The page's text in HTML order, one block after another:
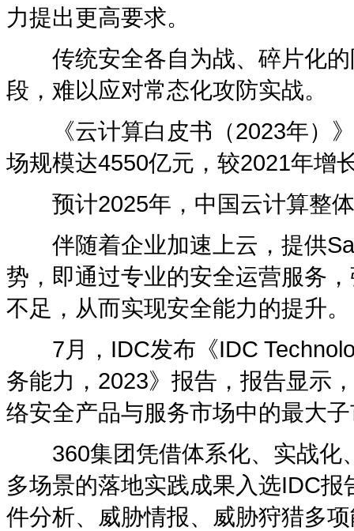
力提出更高要求。
传统安全各自为战、碎片化的
段，难以应对常态化攻防实战。
《云计算白皮书（2023年）》
场规模达4550亿元，较2021年增
预计2025年，中国云计算整体
伴随着企业加速上云，提供
势，即通过专业的安全运营服务
不足，从而实现安全能力的提升。
7月，IDC发布《IDC
务能力，2023》报告，报告显示
络安全产品与服务市场中的最大
360集团凭借体系化、实战化
多场景的落地实践成果入选IDC
件分析、威胁情报、威胁狩猎多